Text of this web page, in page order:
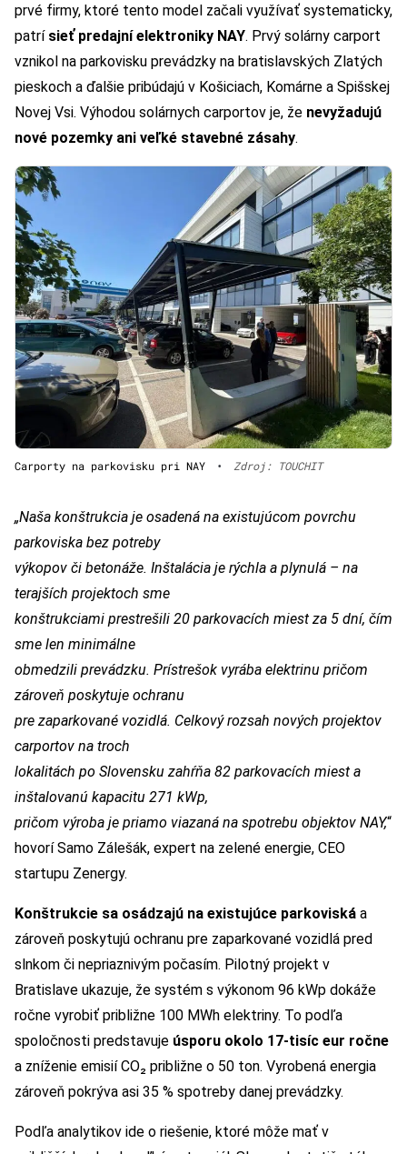
prvé firmy, ktoré tento model začali využívať systematicky,
patrí sieť predajní elektroniky NAY. Prvý solárny carport
vznikol na parkovisku prevádzky na bratislavských Zlatých
pieskoch a ďalšie pribúdajú v Košiciach, Komárne a Spišskej
Novej Vsi. Výhodou solárnych carportov je, že nevyžadujú
nové pozemky ani veľké stavebné zásahy.
Carporty na parkovisku pri NAY • Zdroj: TOUCHIT
„Naša konštrukcia je osadená na existujúcom povrchu
parkoviska bez potreby
výkopov či betonáže. Inštalácia je rýchla a plynulá – na
terajších projektoch sme
konštrukciami prestrešili 20 parkovacích miest za 5 dní, čím
sme len minimálne
obmedzili prevádzku. Prístrešok vyrába elektrinu pričom
zároveň poskytuje ochranu
pre zaparkované vozidlá. Celkový rozsah nových projektov
carportov na troch
lokalitách po Slovensku zahŕňa 82 parkovacích miest a
inštalovanú kapacitu 271 kWp,
pričom výroba je priamo viazaná na spotrebu objektov NAY,“
hovorí Samo Zálešák, expert na zelené energie, CEO
startupu Zenergy.
Konštrukcie sa osádzajú na existujúce parkoviská a
zároveň poskytujú ochranu pre zaparkované vozidlá pred
slnkom či nepriaznivým počasím. Pilotný projekt v
Bratislave ukazuje, že systém s výkonom 96 kWp dokáže
ročne vyrobiť približne 100 MWh elektriny. To podľa
spoločnosti predstavuje úsporu okolo 17-tisíc eur ročne
a zníženie emisií CO₂ približne o 50 ton. Vyrobená energia
zároveň pokrýva asi 35 % spotreby danej prevádzky.
Podľa analytikov ide o riešenie, ktoré môže mať v